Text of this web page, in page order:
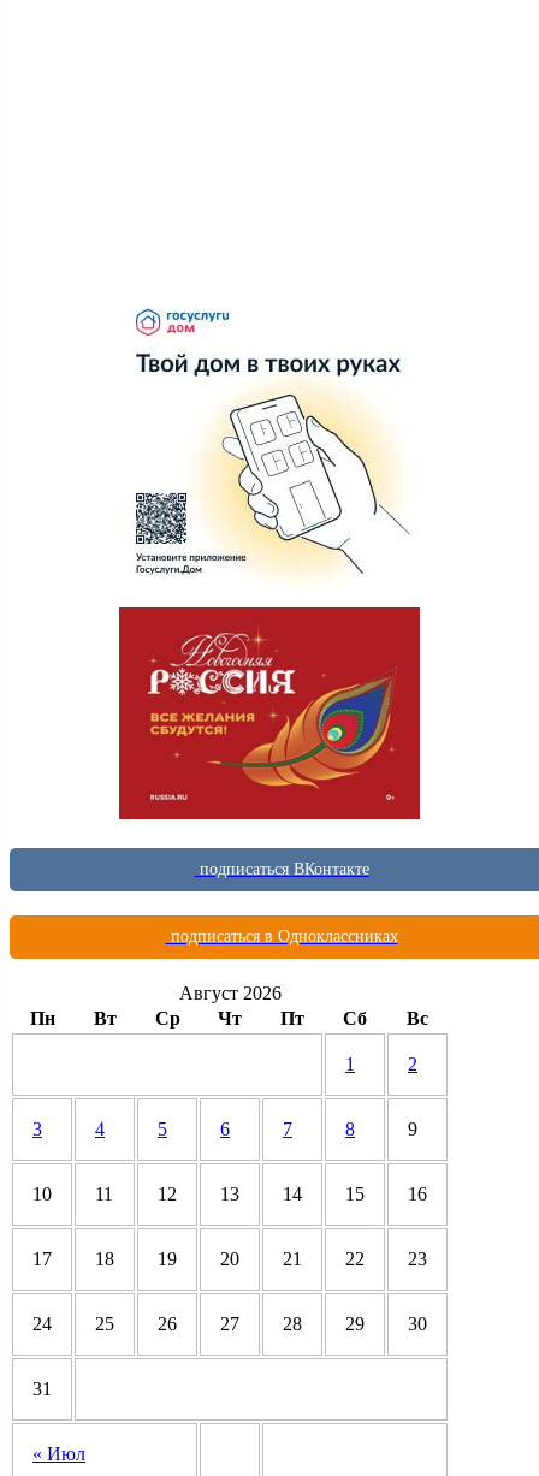
подписаться ВКонтакте
подписаться в Одноклассниках
Август 2026
Пн
Вт Ср Чт Пт Сб Вс
« Июл
1 2
3 4 5 6 7 8 9
10 11 12 13 14 15 16
17 18 19 20 21 22 23
24 25 26 27 28 29 30
31